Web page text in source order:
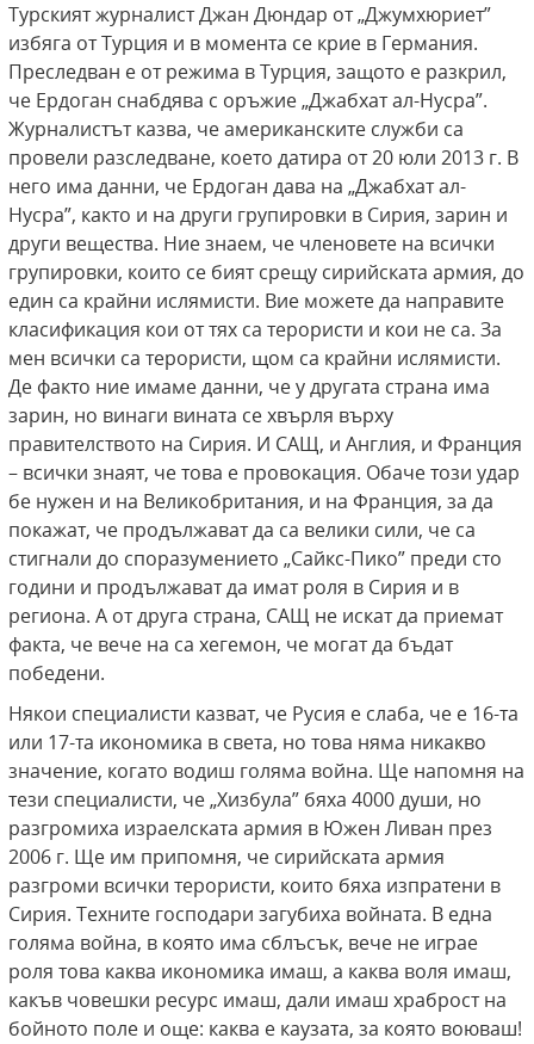
Турският журналист Джан Дюндар от „Джумхюриет”
избяга от Турция и в момента се крие в Германия.
Преследван е от режима в Турция, защото е разкрил,
че Ердоган снабдява с оръжие „Джабхат ал-Нусра”.
Журналистът казва, че американските служби са
провели разследване, което датира от 20 юли 2013 г. В
него има данни, че Ердоган дава на „Джабхат ал-
Нусра”, както и на други групировки в Сирия, зарин и
други вещества. Ние знаем, че членовете на всички
групировки, които се бият срещу сирийската армия, до
един са крайни ислямисти. Вие можете да направите
класификация кои от тях са терористи и кои не са. За
мен всички са терористи, щом са крайни ислямисти.
Де факто ние имаме данни, че у другата страна има
зарин, но винаги вината се хвърля върху
правителството на Сирия. И САЩ, и Англия, и Франция
– всички знаят, че това е провокация. Обаче този удар
бе нужен и на Великобритания, и на Франция, за да
покажат, че продължават да са велики сили, че са
стигнали до споразумението „Сайкс-Пико” преди сто
години и продължават да имат роля в Сирия и в
региона. А от друга страна, САЩ не искат да приемат
факта, че вече на са хегемон, че могат да бъдат
победени.
Някои специалисти казват, че Русия е слаба, че е 16-та
или 17-та икономика в света, но това няма никакво
значение, когато водиш голяма война. Ще напомня на
тези специалисти, че „Хизбула” бяха 4000 души, но
разгромиха израелската армия в Южен Ливан през
2006 г. Ще им припомня, че сирийската армия
разгроми всички терористи, които бяха изпратени в
Сирия. Техните господари загубиха войната. В една
голяма война, в която има сблъсък, вече не играе
роля това каква икономика имаш, а каква воля имаш,
какъв човешки ресурс имаш, дали имаш храброст на
бойното поле и още: каква е каузата, за която воюваш!